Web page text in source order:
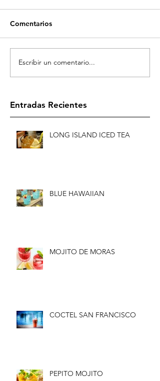
Comentarios
Escribir un comentario...
Entradas Recientes
LONG ISLAND ICED TEA
BLUE HAWAIIAN
MOJITO DE MORAS
COCTEL SAN FRANCISCO
PEPITO MOJITO